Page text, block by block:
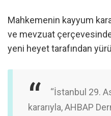
Mahkemenin kayyum
ve mevzuat
yeni heyet tarafından
“İstanbul 29.
kararıyla, AHBAP